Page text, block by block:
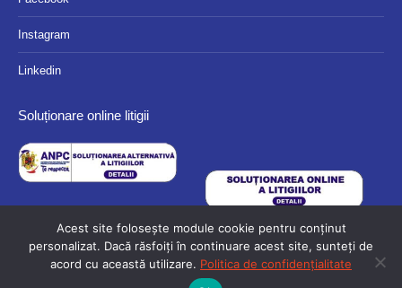
Instagram
Linkedin
Soluționare online litigii
© 2024 Eurocassa - Toate drepturile rezervate.
Acest site folosește module cookie pentru conținut
personalizat. Dacă răsfoiți în continuare acest site, sunteți de
acord cu această utilizare. Politica de confidențialitate